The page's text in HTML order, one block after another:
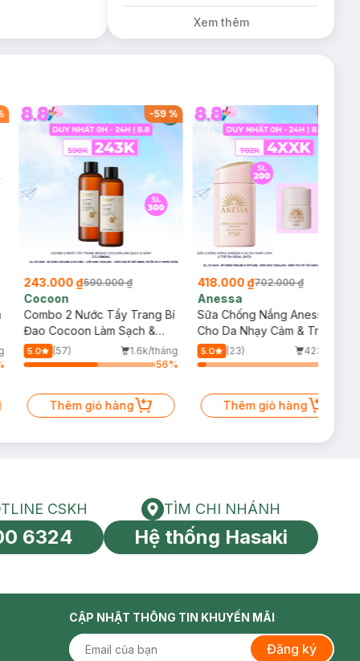
Milaganics Giảm
Mụn, Mờ Vết
Xem thêm
-59%
243.000 ₫590.000 ₫
Cocoon
Combo 2 Nước Tẩy Trang Bí
Đao Cocoon Làm Sạch &
Giảm Dầu 500ml
5.0 (57)
1.6k/tháng
56%
Thêm giỏ hàng
418.000 ₫702.000 ₫
Anessa
Sữa Chống Nắng Anessa
Cho Da Nhạy Cảm & Trẻ Em
60ml (Mới)
5.0 (23)
423/tháng
Thêm giỏ hàng
toàn cầu
HOTLINE CSKH
CSKH
6324
Tìm chi nhánh
TÌM CHI NHÁNH
Hệ thống Hasaki
CẬP NHẬT THÔNG TIN KHUYẾN MÃI
Đăng ký